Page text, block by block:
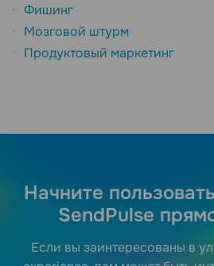
Фишинг
Мозговой штурм
Продуктовый маркетинг
Начните
SendPulse
Если вы заинтересованы в